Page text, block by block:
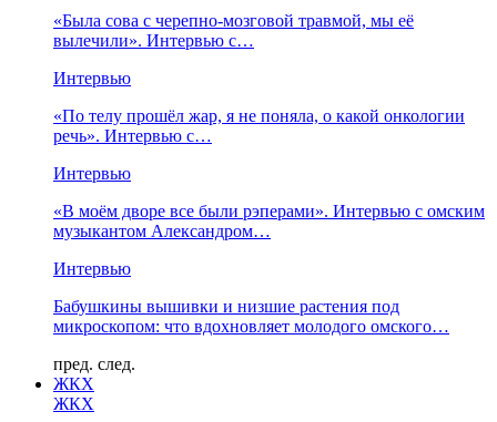
«Была сова с черепно-мозговой травмой, мы её
вылечили». Интервью с…
Интервью
«По телу прошёл жар, я не поняла, о какой онкологии
речь». Интервью с…
Интервью
«В моём дворе все были рэперами». Интервью с омским
музыкантом Александром…
Интервью
Бабушкины вышивки и низшие растения под
микроскопом: что вдохновляет молодого омского…
пред. след.
ЖКХ
ЖКХ